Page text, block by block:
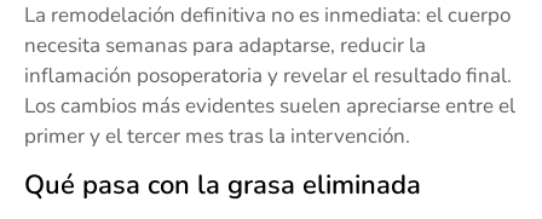
La remodelación definitiva no es inmediata: el cuerpo
necesita semanas para adaptarse, reducir la
inflamación posoperatoria y revelar el resultado final.
Los cambios más evidentes suelen apreciarse entre el
primer y el tercer mes tras la intervención.
Qué pasa con la grasa eliminada